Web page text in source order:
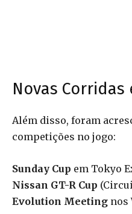
Novas Corridas
Além disso, foram
competições no jogo:
Sunday Cup em Tokyo
Nissan GT-R Cup
Evolution Meeting nos